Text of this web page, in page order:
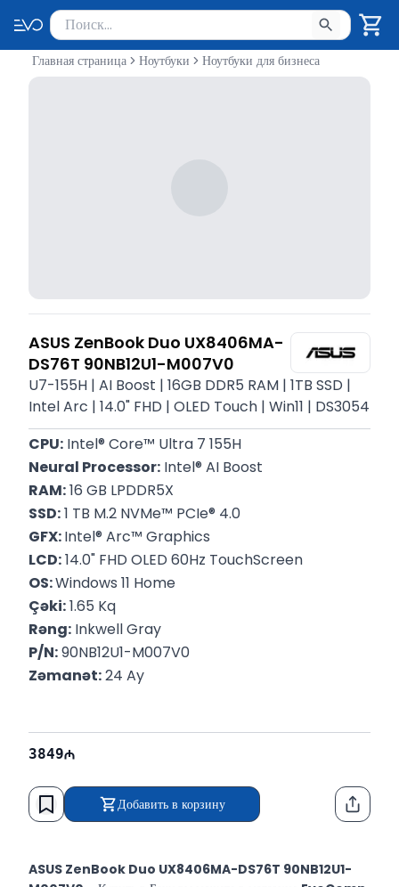
Поиск товаров
Введите минимум 2 символа для поиска. Нажмите Enter
Главная страница Ноутбуки Ноутбуки для бизнеса
ASUS ZenBook Duo UX8406MA-
DS76T 90NB12U1-M007V0
U7-155H | AI Boost | 16GB DDR5 RAM | 1TB SSD |
Intel Arc | 14.0" FHD | OLED Touch | Win11 | DS3054
CPU: Intel® Core™ Ultra 7 155H
Neural Processor: Intel® AI Boost
RAM: 16 GB LPDDR5X
SSD: 1 TB M.2 NVMe™ PCIe® 4.0
GFX: Intel® Arc™ Graphics
LCD: 14.0" FHD OLED 60Hz TouchScreen
OS: Windows 11 Home
Çəki: 1.65 Kq
Rəng: Inkwell Gray
P/N: 90NB12U1-M007V0
Zəmanət: 24 Ay
3849
Добавить в корзину
ASUS ZenBook Duo UX8406MA-DS76T 90NB12U1-